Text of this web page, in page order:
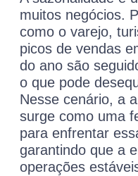
muitos negócios.
como o varejo,
picos de vendas
do ano são
o que pode
Nesse cenário, a
surge como uma
para enfrentar
garantindo que a
operações